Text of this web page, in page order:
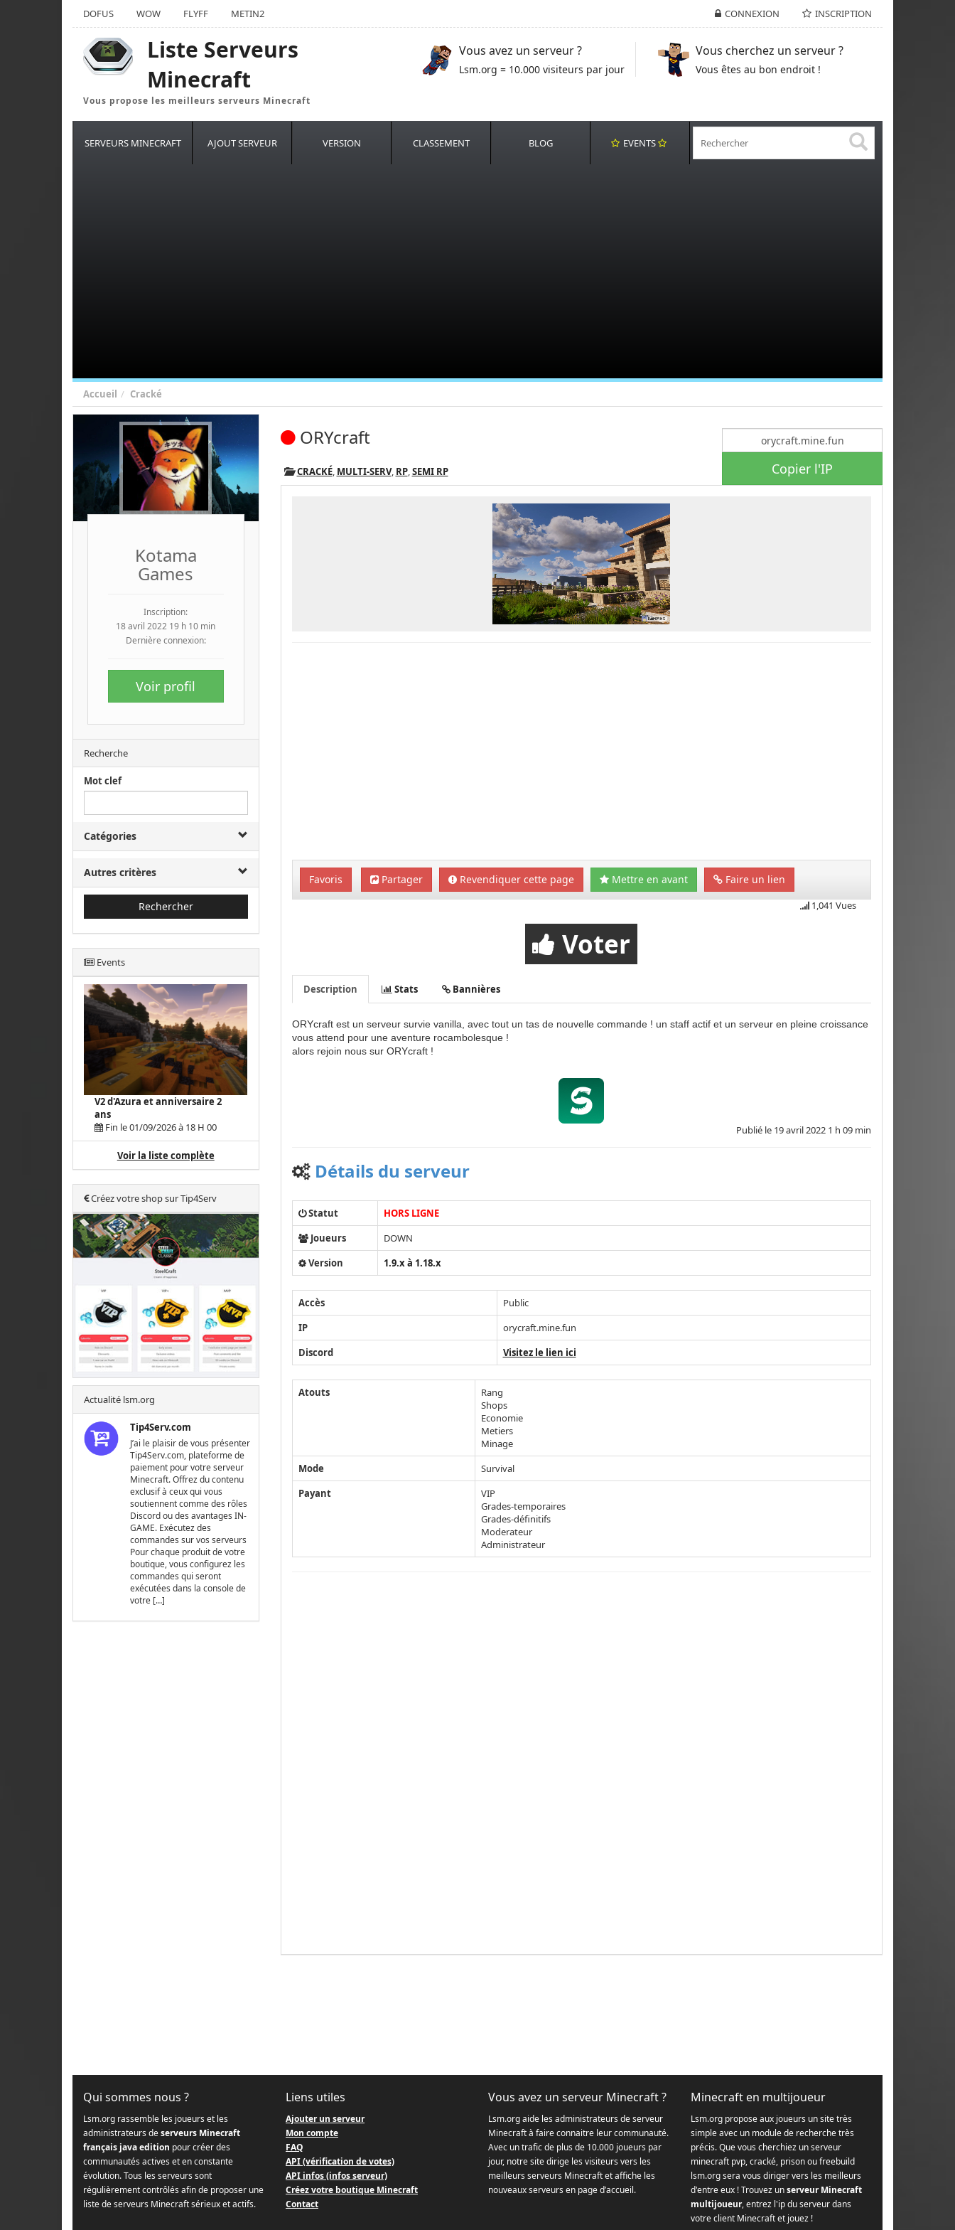
CONNEXION INSCRIPTION
DOFUS WOW FLYFF METIN2
Liste Serveurs
Minecraft
Vous propose les meilleurs serveurs Minecraft
Vous avez un serveur ?
Lsm.org = 10.000 visiteurs par jour
Vous cherchez un serveur ?
Vous êtes au bon endroit !
SERVEURS MINECRAFT AJOUT SERVEUR VERSION CLASSEMENT BLOG EVENTS
Accueil Cracké
Kotama
Games
Inscription:
18 avril 2022 19 h 10 min
Dernière connexion:
Voir profil
Recherche
Mot clef
Catégories
Autres critères
Rechercher
Events
V2 d'Azura et anniversaire 2
ans
Fin le 01/09/2026 à 18 H 00
Voir la liste complète
Créez votre shop sur Tip4Serv
Actualité lsm.org
Tip4Serv.com
J’ai le plaisir de vous présenter
Tip4Serv.com, plateforme de
paiement pour votre serveur
Minecraft. Offrez du contenu
exclusif à ceux qui vous
soutiennent comme des rôles
Discord ou des avantages IN-
GAME. Exécutez des
commandes sur vos serveurs
Pour chaque produit de votre
boutique, vous configurez les
commandes qui seront
exécutées dans la console de
votre […]
Copier l'IP
ORYcraft
CRACKÉ, MULTI-SERV, RP,SEMI RP
Favoris Partager Revendiquer cette page Mettre en avant Faire un lien
1,041 Vues
Voter
Description Stats Bannières
ORYcraft est un serveur survie vanilla, avec tout un tas de nouvelle commande ! un staff actif et un serveur en pleine croissance
vous attend pour une aventure rocambolesque !
alors rejoin nous sur ORYcraft !
Publié le 19 avril 2022 1 h 09 min
Détails du serveur
Statut
HORS LIGNE
Joueurs
DOWN
Version
1.9.x à 1.18.x
Accès
Public
IP
orycraft.mine.fun
Discord
Visitez le lien ici
Atouts
Rang
Shops
Economie
Metiers
Minage
Mode
Survival
Payant
VIP
Grades-temporaires
Grades-définitifs
Moderateur
Administrateur
Qui sommes nous ?
Lsm.org rassemble les joueurs et les
administrateurs deserveurs Minecraft
français java edition pour créer des
communautés actives et en constante
évolution. Tous les serveurs sont
régulièrement contrôlés afin de proposer une
liste de serveurs Minecraft sérieux et actifs.
Liens utiles
Ajouter un serveur
Mon compte
FAQ
API (vérification de votes)
API infos (infos serveur)
Créez votre boutique Minecraft
Contact
Vous avez un serveur Minecraft ?
Lsm.org aide les administrateurs de serveur
Minecraft à faire connaitre leur communauté.
Avec un trafic de plus de 10.000 joueurs par
jour, notre site dirige les visiteurs vers les
meilleurs serveurs Minecraft et affiche les
nouveaux serveurs en page d’accueil.
Minecraft en multijoueur
Lsm.org propose aux joueurs un site très
simple avec un module de recherche très
précis. Que vous cherchiez un serveur
minecraft pvp, cracké, prison ou freebuild
lsm.org sera vous diriger vers les meilleurs
d'entre eux ! Trouvez unserveur Minecraft
multijoueur, entrez l'ip du serveur dans
votre client Minecraft et jouez !